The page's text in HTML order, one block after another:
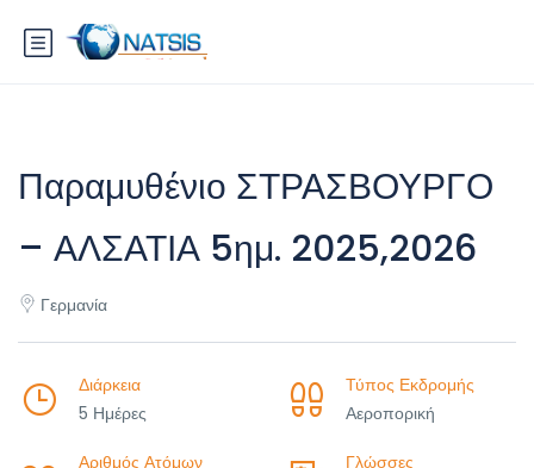
Παραμυθένιο ΣΤΡΑΣΒΟΥΡΓΟ
– ΑΛΣΑΤΙΑ 5ημ. 2025,2026
Γερμανία
Διάρκεια
5 Ημέρες
Τύπος Εκδρομής
Αεροπορική
Αριθμός Ατόμων
Γλώσσες